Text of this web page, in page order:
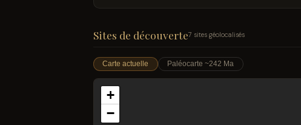
Sites de découverte7 sites géolocalisés
Carte actuelle Paléocarte ~242 Ma
+
−